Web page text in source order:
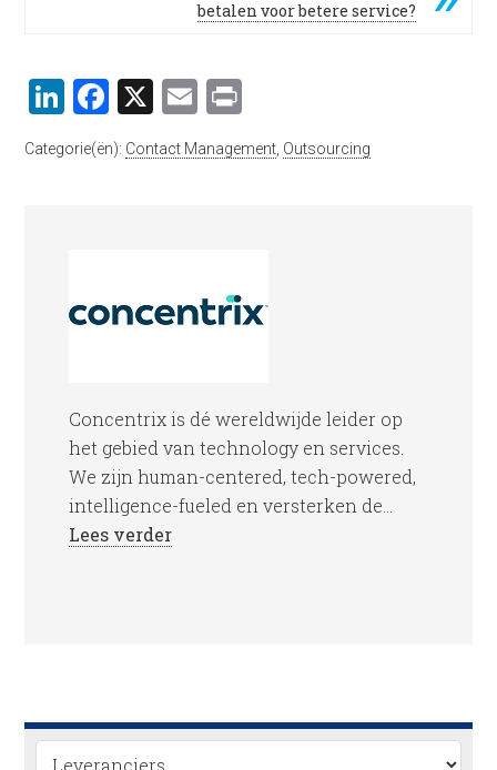
betalen voor betere service?
LinkedIn
Facebook
X Email
Categorie(ën): Contact Management Outsourcing
Concentrix is dé wereldwijde leider op
het gebied van technology en services.
We zijn human-centered, tech-powered,
intelligence-fueled en versterken de...
Lees verder